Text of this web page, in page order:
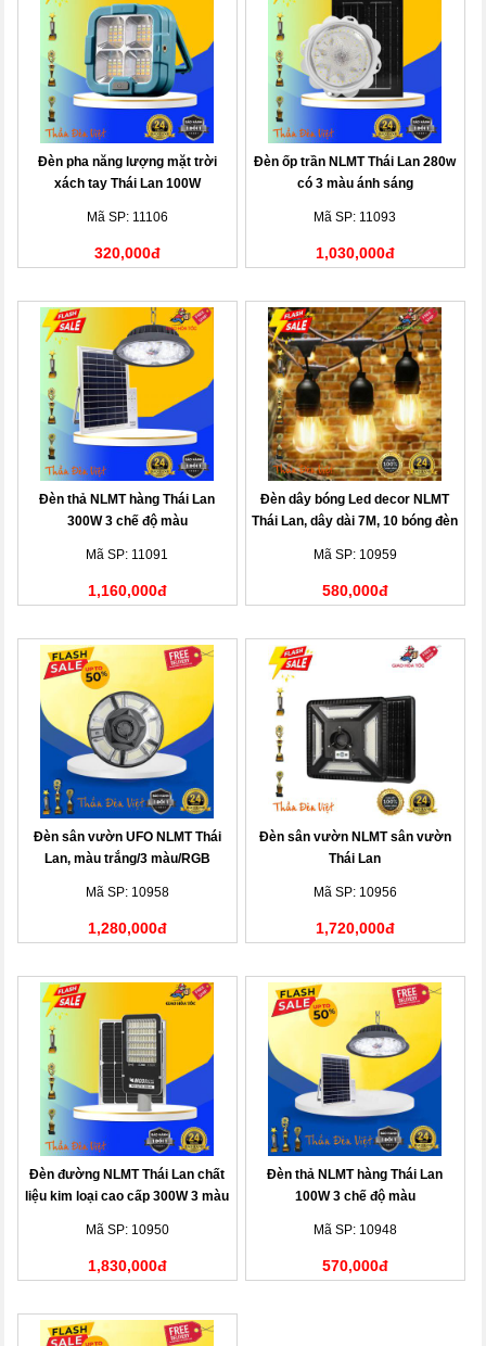
Đèn pha năng lượng mặt trời
xách tay Thái Lan 100W
Mã SP: 11106
320,000đ
Đèn ốp trần NLMT Thái Lan 280w
có 3 màu ánh sáng
Mã SP: 11093
1,030,000đ
Đèn thả NLMT hàng Thái Lan
300W 3 chế độ màu
Mã SP: 11091
1,160,000đ
Đèn dây bóng Led decor NLMT
Thái Lan, dây dài 7M, 10 bóng đèn
Mã SP: 10959
580,000đ
Đèn sân vườn UFO NLMT Thái
Lan, màu trắng/3 màu/RGB
Mã SP: 10958
1,280,000đ
Đèn sân vườn NLMT sân vườn
Thái Lan
Mã SP: 10956
1,720,000đ
Đèn đường NLMT Thái Lan chất
liệu kim loại cao cấp 300W 3 màu
Mã SP: 10950
1,830,000đ
Đèn thả NLMT hàng Thái Lan
100W 3 chế độ màu
Mã SP: 10948
570,000đ